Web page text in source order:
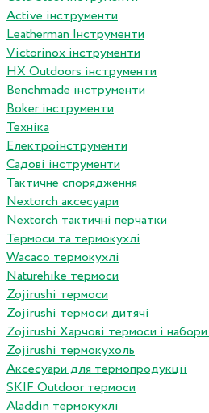
Active інструменти
Leatherman Інструменти
Victorinox інструменти
HX Outdoors інструменти
Benchmade інструменти
Boker інструменти
Техніка
Електроінструменти
Садові інструменти
Тактичне спорядження
Nextorch аксесуари
Nextorch тактичні перчатки
Термоси та термокухлі
Wacaco термокухлі
Naturehike термоси
Zojirushi термоси
Zojirushi термоси дитячі
Zojirushi Харчові термоси і
Zojirushi термокухоль
Аксесуари для термопродукціі
SKIF Outdoor термоси
Aladdin термокухлі